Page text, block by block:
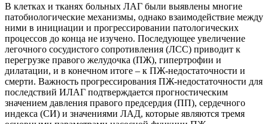
В клетках и тканях больных ЛАГ были выявлены многие
патобиологические механизмы, однако взаимодействие между
ними в инициации и прогрессировании патологических
процессов до конца не изучено. Последующее увеличение
легочного сосудистого сопротивления (ЛСС) приводит к
перегрузке правого желудочка (ПЖ), гипертрофии и
дилатации, и в конечном итоге – к ПЖ-недостаточности и
смерти. Важность прогрессирования ПЖ-недостаточности для
последствий ИЛАГ подтверждается прогностическим
значением давления правого предсердия (ПП), сердечного
индекса (СИ) и значениями ЛАД, которые являются тремя